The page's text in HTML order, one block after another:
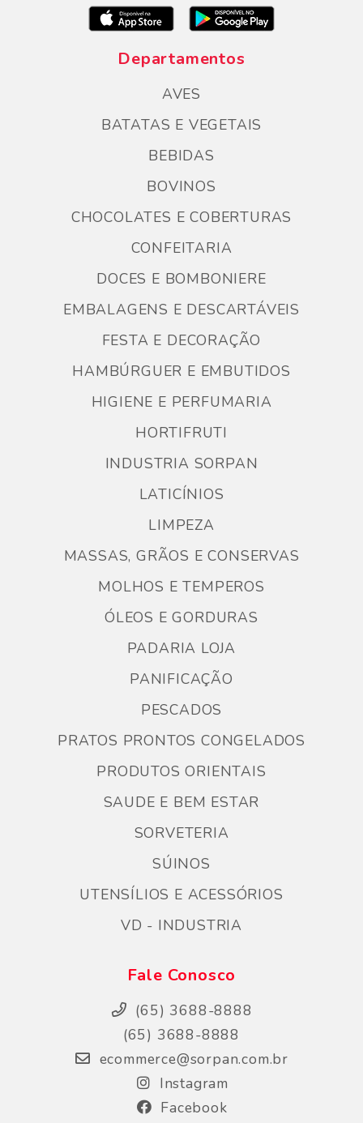
Departamentos
AVES
BATATAS E VEGETAIS
BEBIDAS
BOVINOS
CHOCOLATES E COBERTURAS
CONFEITARIA
DOCES E BOMBONIERE
EMBALAGENS E DESCARTÁVEIS
FESTA E DECORAÇÃO
HAMBÚRGUER E EMBUTIDOS
HIGIENE E PERFUMARIA
HORTIFRUTI
INDUSTRIA SORPAN
LATICÍNIOS
LIMPEZA
MASSAS, GRÃOS E CONSERVAS
MOLHOS E TEMPEROS
ÓLEOS E GORDURAS
PADARIA LOJA
PANIFICAÇÃO
PESCADOS
PRATOS PRONTOS CONGELADOS
PRODUTOS ORIENTAIS
SAUDE E BEM ESTAR
SORVETERIA
SÚINOS
UTENSÍLIOS E ACESSÓRIOS
VD - INDUSTRIA
Fale Conosco
(65) 3688-8888
(65) 3688-8888
ecommerce@sorpan.com.br
Instagram
Facebook